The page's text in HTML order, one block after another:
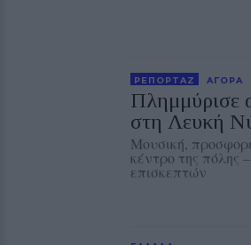
ΡΕΠΟΡΤΑΖ ΑΓΟΡΑ
Πλημμύρισε
στη Λευκή
Μουσική,
κέντρο της πόλης
επισκεπτών